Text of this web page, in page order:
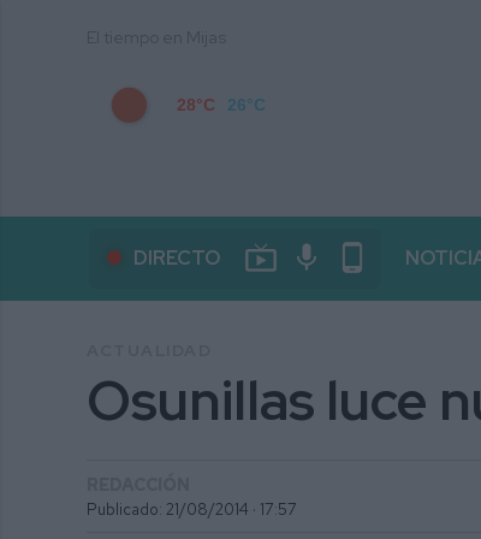
28°C 26°C
DIRECTO live_tv mic phone_android
Osunillas luce
Publicado: 21/08/2014 · 17:57